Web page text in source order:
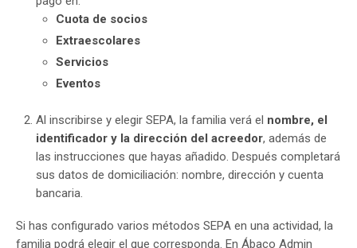
Cuota de socios
Extraescolares
Servicios
Eventos
Al inscribirse y elegir SEPA, la familia verá el nombre, el
identificador y la dirección del acreedor, además de
las instrucciones que hayas añadido. Después completará
sus datos de domiciliación: nombre, dirección y cuenta
bancaria.
Si has configurado varios métodos SEPA en una actividad, la
familia podrá elegir el que corresponda. En Ábaco Admin